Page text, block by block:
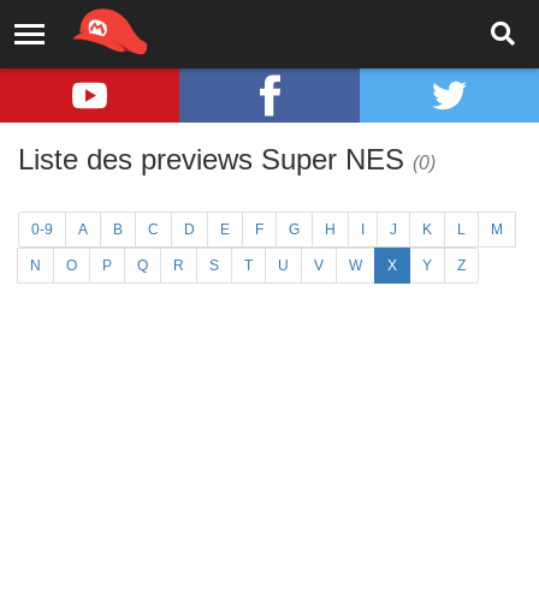
Liste des previews Super NES (0)
0-9 A B C D E F G H J K L M
N O P Q R S T U V W X Y Z